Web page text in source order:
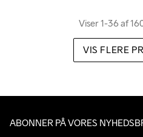
Viser 1-36 af
VIS FLERE
ABONNER PÅ VORES